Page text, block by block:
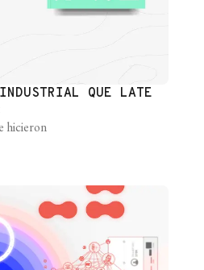
QUE LATE
hicieron